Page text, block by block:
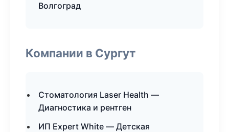
Волгоград
Компании в Сургут
Стоматология Laser Health —
Диагностика и рентген
ИП Expert White — Детская